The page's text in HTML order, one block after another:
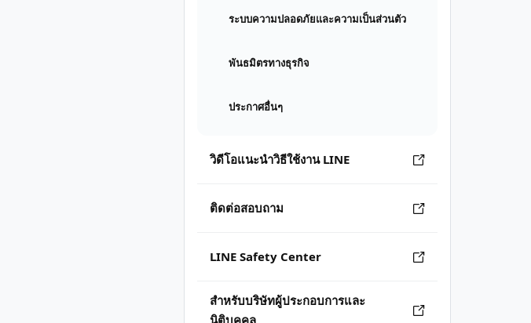
ระบบความปลอดภัยและความเป็นส่วนตัว
พันธมิตรทางธุรกิจ
ประกาศอื่นๆ
วิดีโอแนะนำวิธีใช้งาน LINE
ติดต่อสอบถาม
LINE Safety Center
สำหรับบริษัทผู้ประกอบการและ
นิติบุคคล